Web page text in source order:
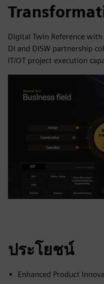
Digital Twin Reference with
DI and DISW partnership
IT/OT project execution
ประโยชน์
Enhanced Product